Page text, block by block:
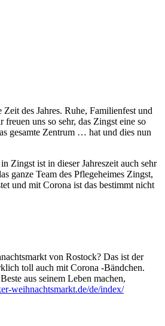
Zeit des Jahres. Ruhe, Familienfest und
uns so sehr, das Zingst eine so
gesamte Zentrum … hat und dies nun
Zingst ist in dieser Jahreszeit auch sehr
ganze Team des Pflegeheimes Zingst,
und mit Corona ist das bestimmt nicht
von Rostock? Das ist der
toll auch mit Corona -Bändchen.
aus seinem Leben machen,
weihnachtsmarkt.de/de/index/